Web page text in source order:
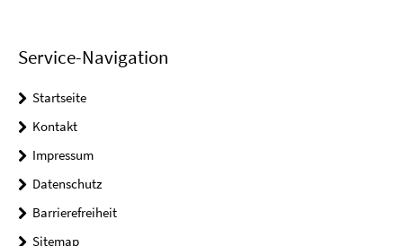
Service-Navigation
Startseite
Kontakt
Impressum
Datenschutz
Barrierefreiheit
Sitemap